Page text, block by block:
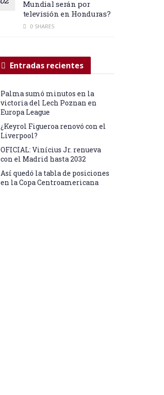
Mundial serán por
televisión en Honduras?
0 SHARES
Entradas recientes
Palma sumó minutos en la
victoria del Lech Poznan en
Europa League
¿Keyrol Figueroa renovó con el
Liverpool?
OFICIAL: Vinícius Jr. renueva
con el Madrid hasta 2032
Así quedó la tabla de posiciones
en la Copa Centroamericana